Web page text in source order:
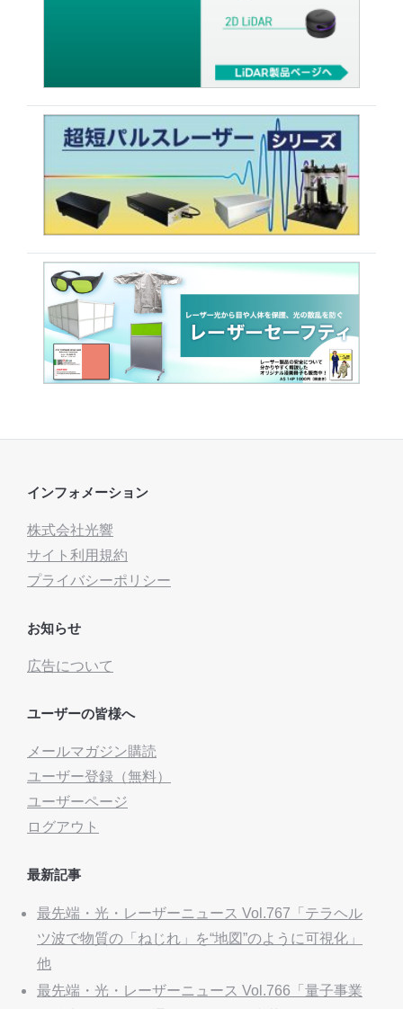
インフォメーション
株式会社光響
サイト利用規約
プライバシーポリシー
お知らせ
広告について
ユーザーの皆様へ
メールマガジン購読
ユーザー登録（無料）
ユーザーページ
ログアウト
最新記事
最先端・光・レーザーニュース Vol.767「テラヘル
ツ波で物質の「ねじれ」を“地図”のように可視化」
他
最先端・光・レーザーニュース Vol.766「量子事業